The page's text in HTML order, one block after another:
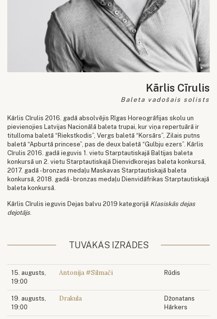
Kārlis Cīrulis
Baleta vadošais solists
Kārlis Cīrulis 2016. gadā absolvējis Rīgas Horeogrāfijas skolu un
pievienojies Latvijas Nacionālā baleta trupai, kur viņa repertuārā ir
titulloma baletā “Riekstkodis”, Vergs baletā “Korsārs”, Zilais putns
baletā “Apburtā princese”, pas de deux baletā “Gulbju ezers”. Kārlis
Cīrulis 2016. gadā ieguvis 1. vietu Starptautiskajā Baltijas baleta
konkursā un 2. vietu Starptautiskajā Dienvidkorejas baleta konkursā,
2017. gadā - bronzas medaļu Maskavas Starptautiskajā baleta
konkursā, 2018. gadā - bronzas medaļu Dienvidāfrikas Starptautiskajā
baleta konkursā.
Kārlis Cīrulis ieguvis Dejas balvu 2019 kategorijā Klasiskās dejas
dejotājs
TUVĀKĀS IZRĀDES
15. augusts,
19:00
Antonija #Silmači Rūdis
19. augusts,
19:00
Drakula
Džonatans
Hārkers